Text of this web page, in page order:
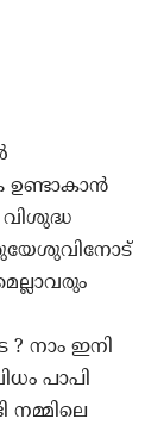
? നാം ഇനി
പാപി
നമ്മിലെ